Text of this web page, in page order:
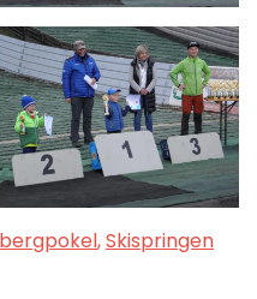
,Skispringen